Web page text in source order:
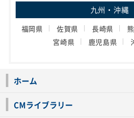
九州・沖縄
福岡県 佐賀県 長崎県
宮崎県
鹿児島県
ホーム
CMライブラリー